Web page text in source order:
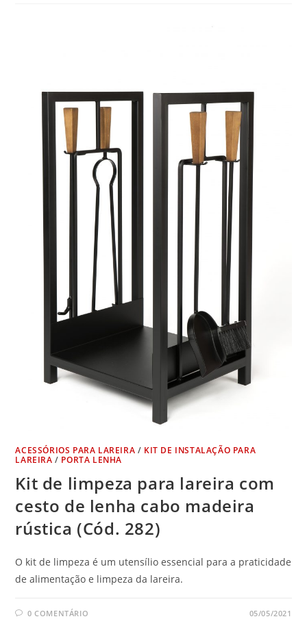
ACESSÓRIOS PARA LAREIRA / KIT DE INSTALAÇÃO PARA
LAREIRA / PORTA LENHA
Kit de limpeza para lareira com
cesto de lenha cabo madeira
rústica (Cód. 282)
O kit de limpeza é um utensílio essencial para a praticidade
de alimentação e limpeza da lareira.
0 COMENTÁRIO 05/05/2021